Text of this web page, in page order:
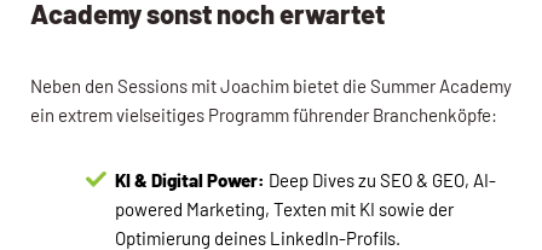
Academy sonst noch erwartet
Neben den Sessions mit Joachim bietet die Summer Academy
ein extrem vielseitiges Programm führender Branchenköpfe:
KI & Digital Power: Deep Dives zu SEO & GEO, AI-
powered Marketing, Texten mit KI sowie der
Optimierung deines LinkedIn-Profils.